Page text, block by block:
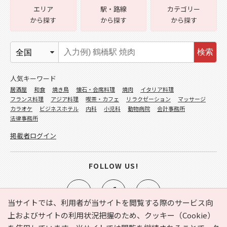
当サイトでは、利用者が当サイトを閲覧する際のサービス向
上およびサイトの利用状況把握のため、クッキー（Cookie）
エリア
から探す
駅・路線
から探す
カテゴリー
から探す
検索
人気キーワード
居酒屋 和食 焼き鳥 懐石・会席料理 焼肉
イタリア料理
フランス料理
アジア料理 喫茶・カフェ リラクゼーション
マッサージ
カラオケ
ビジネスホテル 内科 小児科 動物病院
会計事務所
法律事務所
掲載者ログイン
FOLLOW US!